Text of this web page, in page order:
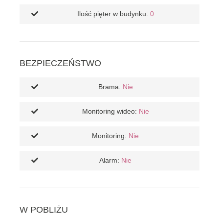
Ilość pięter w budynku: 0
BEZPIECZEŃSTWO
Brama: Nie
Monitoring wideo: Nie
Monitoring: Nie
Alarm: Nie
W POBLIŻU